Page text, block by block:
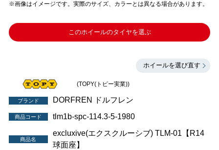
※画像はイメージです。実際のサイズ、カラーとは異なる場合があります。
このホイールのタイヤを選ぶ
ホイールを選び直す
(TOPY(トピー実業))
ブランド DORFREN ドルフレン
商品コード tlm1b-spc-114.3-5-1980
商品名
excluxive(エクスクルーシブ) TLM-01【R14
球面座】